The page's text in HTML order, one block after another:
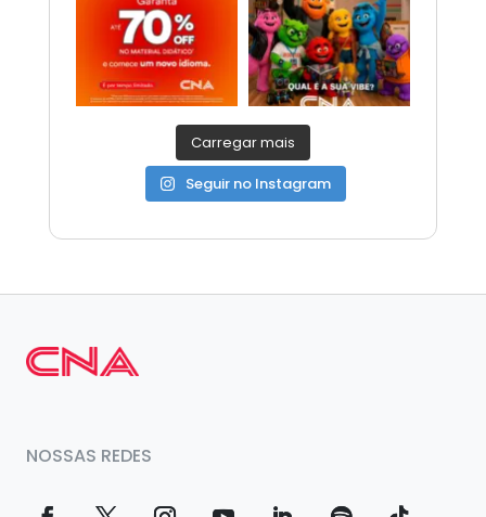
Carregar mais
Seguir no Instagram
NOSSAS REDES